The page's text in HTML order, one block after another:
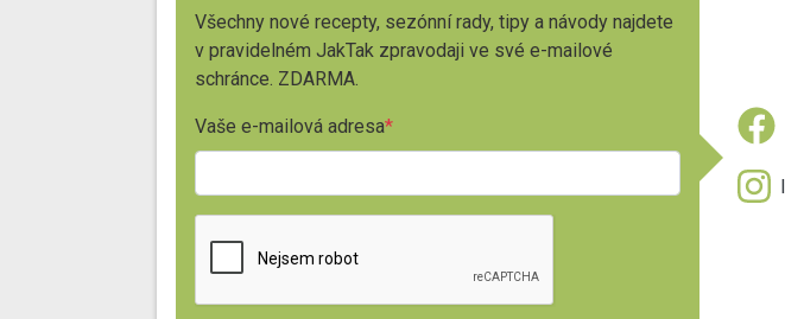
Všechny nové recepty, sezónní rady, tipy a návody najdete
v pravidelném JakTak zpravodaji ve své e-mailové
schránce. ZDARMA.
Vaše e-mailová adresa